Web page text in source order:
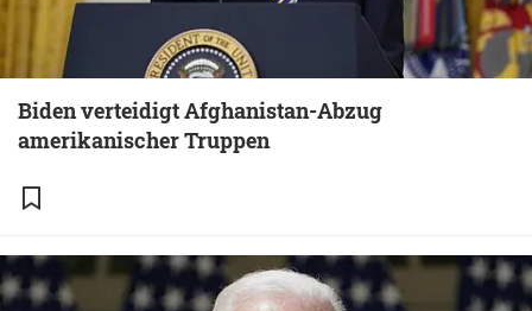
Biden verteidigt Afghanistan-Abzug
amerikanischer Truppen